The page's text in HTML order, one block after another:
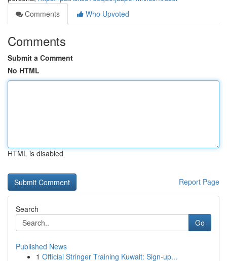
Comments
Who Upvoted
Comments
Submit a Comment
No HTML
HTML is disabled
Report Page
Search
Go
Published News
1 Official Stringer Training Kuwait: Sign-up...